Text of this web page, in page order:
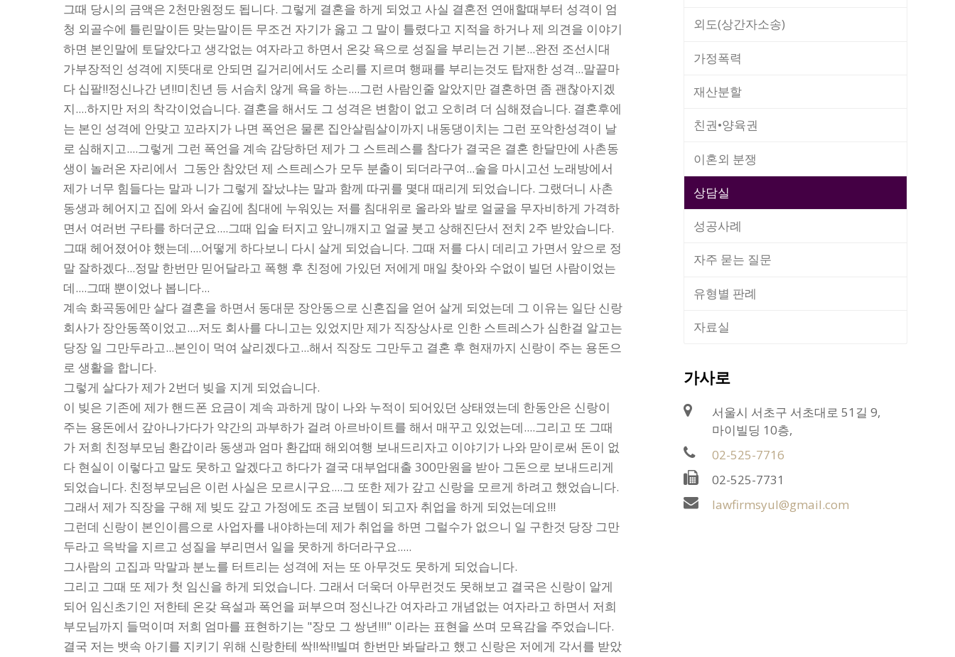
그때 당시의 금액은 2천만원정도 됩니다. 그렇게 결혼을 하게 되었고 사실 결혼전 연애할때부터 성격이 엄
청 외골수에 틀린말이든 맞는말이든 무조건 자기가 옳고 그 말이 틀렸다고 지적을 하거나 제 의견을 이야기
하면 본인말에 토달았다고 생각없는 여자라고 하면서 온갖 욕으로 성질을 부리는건 기본...완전 조선시대
가부장적인 성격에 지뜻대로 안되면 길거리에서도 소리를 지르며 행패를 부리는것도 탑재한 성격...말끝마
다 십팔!!정신나간 년!!미친년 등 서슴치 않게 욕을 하는....그런 사람인줄 알았지만 결혼하면 좀 괜찮아지겠
지....하지만 저의 착각이었습니다. 결혼을 해서도 그 성격은 변함이 없고 오히려 더 심해졌습니다. 결혼후에
는 본인 성격에 안맞고 꼬라지가 나면 폭언은 물론 집안살림살이까지 내동댕이치는 그런 포악한성격이 날
로 심해지고....그렇게 그런 폭언을 계속 감당하던 제가 그 스트레스를 참다가 결국은 결혼 한달만에 사촌동
생이 놀러온 자리에서 그동안 참았던 제 스트레스가 모두 분출이 되더라구여...술을 마시고선 노래방에서
제가 너무 힘들다는 말과 니가 그렇게 잘났냐는 말과 함께 따귀를 몇대 때리게 되었습니다. 그랬더니 사촌
동생과 헤어지고 집에 와서 술김에 침대에 누워있는 저를 침대위로 올라와 발로 얼굴을 무자비하게 가격하
면서 여러번 구타를 하더군요....그때 입술 터지고 앞니깨지고 얼굴 붓고 상해진단서 전치 2주 받았습니다.
그때 헤어졌어야 했는데....어떻게 하다보니 다시 살게 되었습니다. 그때 저를 다시 데리고 가면서 앞으로 정
말 잘하겠다...정말 한번만 믿어달라고 폭행 후 친정에 가있던 저에게 매일 찾아와 수없이 빌던 사람이었는
데....그때 뿐이었나 봅니다...
계속 화곡동에만 살다 결혼을 하면서 동대문 장안동으로 신혼집을 얻어 살게 되었는데 그 이유는 일단 신랑
회사가 장안동쪽이었고....저도 회사를 다니고는 있었지만 제가 직장상사로 인한 스트레스가 심한걸 알고는
당장 일 그만두라고...본인이 먹여 살리겠다고...해서 직장도 그만두고 결혼 후 현재까지 신랑이 주는 용돈으
로 생활을 합니다.
그렇게 살다가 제가 2번더 빚을 지게 되었습니다.
이 빚은 기존에 제가 핸드폰 요금이 계속 과하게 많이 나와 누적이 되어있던 상태였는데 한동안은 신랑이
주는 용돈에서 갚아나가다가 약간의 과부하가 걸려 아르바이트를 해서 매꾸고 있었는데....그리고 또 그때
가 저희 친정부모님 환갑이라 동생과 엄마 환갑때 해외여행 보내드리자고 이야기가 나와 맏이로써 돈이 없
다 현실이 이렇다고 말도 못하고 알겠다고 하다가 결국 대부업대출 300만원을 받아 그돈으로 보내드리게
되었습니다. 친정부모님은 이런 사실은 모르시구요....그 또한 제가 갚고 신랑을 모르게 하려고 했었습니다.
그래서 제가 직장을 구해 제 빚도 갚고 가정에도 조금 보템이 되고자 취업을 하게 되었는데요!!!
그런데 신랑이 본인이름으로 사업자를 내야하는데 제가 취업을 하면 그럴수가 없으니 일 구한것 당장 그만
두라고 윽박을 지르고 성질을 부리면서 일을 못하게 하더라구요.....
그사람의 고집과 막말과 분노를 터트리는 성격에 저는 또 아무것도 못하게 되었습니다.
그리고 그때 또 제가 첫 임신을 하게 되었습니다. 그래서 더욱더 아무런것도 못해보고 결국은 신랑이 알게
되어 임신초기인 저한테 온갖 욕설과 폭언을 퍼부으며 정신나간 여자라고 개념없는 여자라고 하면서 저희
부모님까지 들먹이며 저희 엄마를 표현하기는 "장모 그 쌍년!!!" 이라는 표현을 쓰며 모욕감을 주었습니다.
결국 저는 뱃속 아기를 지키기 위해 신랑한테 싹!!싹!!빌며 한번만 봐달라고 했고 신랑은 저에게 각서를 받았
외도(상간자소송)
가정폭력
재산분할
친권•양육권
이혼외 분쟁
상담실
성공사례
자주 묻는 질문
유형별 판례
자료실
가사로
서울시 서초구 서초대로 51길 9,
마이빌딩 10층,
02-525-7716
02-525-7731
lawfirmsyul@gmail.com